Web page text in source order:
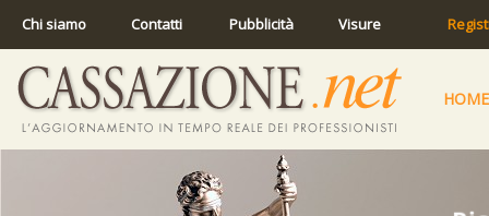
Chi siamo Contatti Pubblicità Visure
HOME